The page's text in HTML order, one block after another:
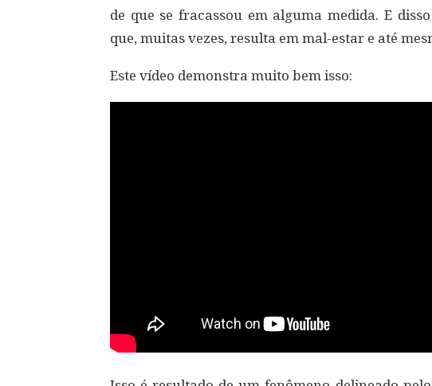
de que se fracassou em alguma medida. E
que, muitas vezes, resulta em mal-estar e até
Este vídeo demonstra muito bem isso: